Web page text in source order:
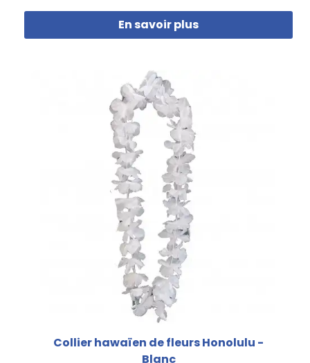
En savoir plus
Collier hawaïen de fleurs Honolulu -
Blanc